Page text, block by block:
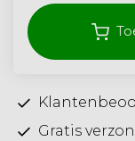
Gratis